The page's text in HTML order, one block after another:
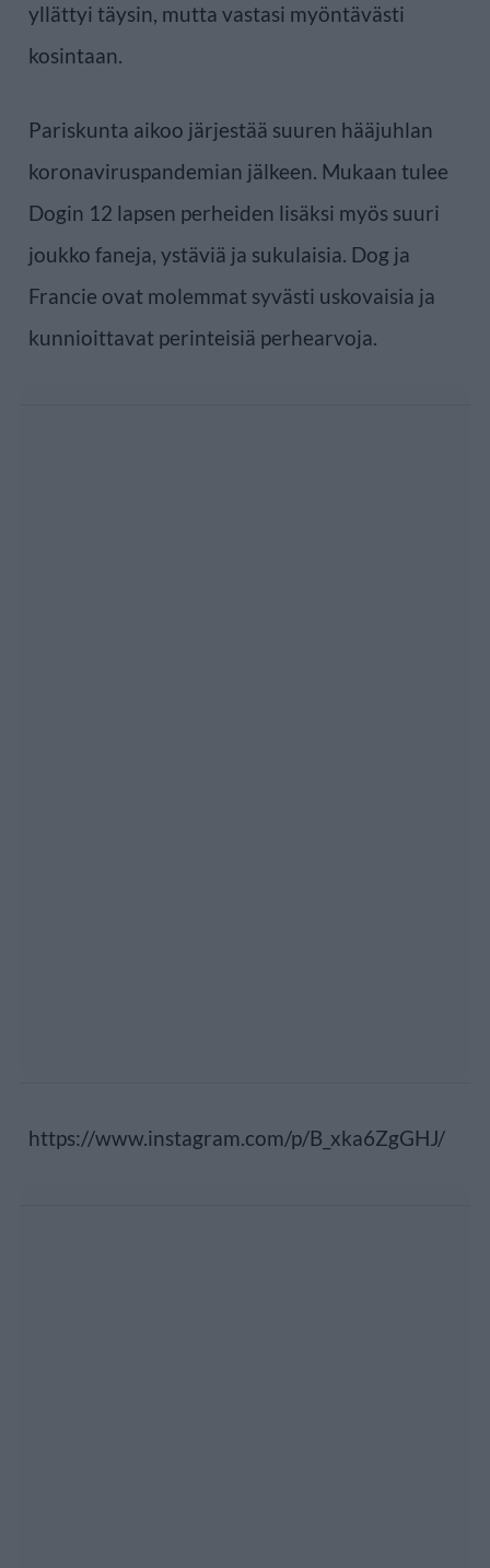
yllättyi täysin, mutta vastasi myöntävästi
kosintaan.
Pariskunta aikoo järjestää suuren hääjuhlan
koronaviruspandemian jälkeen. Mukaan tulee
Dogin 12 lapsen perheiden lisäksi myös suuri
joukko faneja, ystäviä ja sukulaisia. Dog ja
Francie ovat molemmat syvästi uskovaisia ja
kunnioittavat perinteisiä perhearvoja.
https://www.instagram.com/p/B_xka6ZgGHJ/